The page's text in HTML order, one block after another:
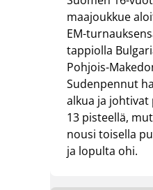
maajoukkue
EM-
tappiolla
Pohjois-
Sudenpennut
alkua ja
13 pisteellä,
nousi toisella
ja lopulta ohi.